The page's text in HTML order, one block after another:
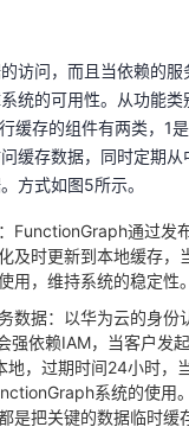
访问，而且当依赖的
统的可用性。从功能类
缓存的组件有两类， 1
缓存数据，同时定期
方式如图5所示。
FunctionGraph通过发
及时更新到本地缓存，
用，维持系统的稳定性。
数据：以华为云的身份
强依赖IAM，当客户发
地，过期时间24小时，
系统的使用
是把关键的数据临时缓